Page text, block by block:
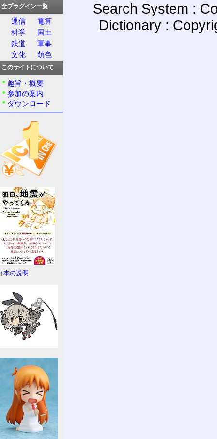
Search System :
Dictionary :
全プラグイン一覧
通信
電算
科学
国土
鉄道
軍事
文化
萌色
このサイトについて
趣旨・概要
参加の案内
ダウンロード
↑本の説明